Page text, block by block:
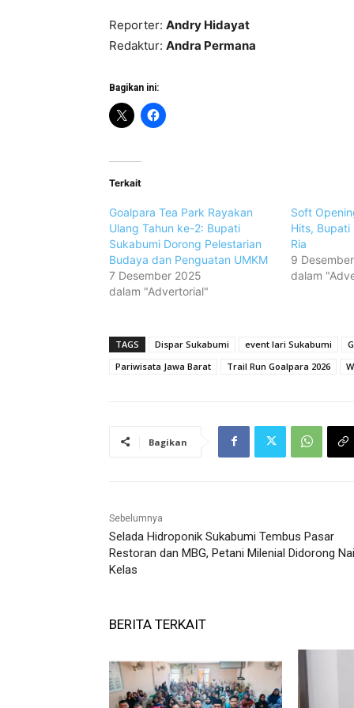
Reporter: Andry Hidayat
Redaktur: Andra Permana
Bagikan ini:
Terkait
Goalpara Tea Park Rayakan
Ulang Tahun ke-2: Bupati
Sukabumi Dorong Pelestarian
Budaya dan Penguatan UMKM
7 Desember 2025
dalam "Advertorial"
Soft
Hits, Bupati
Ria
9
dalam
TAGS Dispar Sukabumi event lari Sukabumi
Pariwisata Jawa Barat
Trail Run Goalpara 2026
Bagikan
Sebelumnya
Selada Hidroponik Sukabumi Tembus Pasar
Restoran dan MBG, Petani Milenial Didorong
Kelas
BERITA TERKAIT